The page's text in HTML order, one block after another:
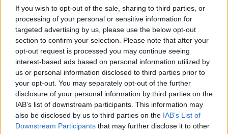
If you wish to opt-out of the sale, sharing to third parties, or
processing of your personal or sensitive information for
targeted advertising by us, please use the below opt-out
section to confirm your selection. Please note that after your
opt-out request is processed you may continue seeing
interest-based ads based on personal information utilized by
us or personal information disclosed to third parties prior to
your opt-out. You may separately opt-out of the further
disclosure of your personal information by third parties on the
IAB’s list of downstream participants. This information may
also be disclosed by us to third parties on the IAB’s List of
Downstream Participants that may further disclose it to other
ΠΟΔΟΣΦΑΙΡΟ ΑΕΚ
ΑΕΚ – Athens Kallithea 4-0 ΤΕΛΙΚΟ ΑΠΟΤΕΛΕΣΜΑ
08/08/2026 | 21:53:46
ΠΟΔΟΣΦΑΙΡΟ ΑΕΚ
Απίθανος Γκατσίνοβιτς με χατ τρικ απέναντι στην Athens Kallithea
(VIDEO)
08/08/2026 | 21:45:03
ΠΟΔΟΣΦΑΙΡΟ ΑΕΚ
Καυτός Γκατσίνοβιτς: Πέτυχε και το 3-0 της ΑΕΚ απέναντι στην
Athens Kallithea (VIDEO)
08/08/2026 | 21:31:52